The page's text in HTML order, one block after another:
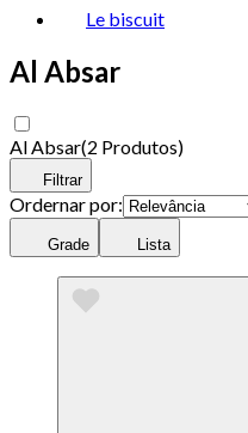
Le biscuit
Al Absar
Al Absar(2 Produtos)
Filtrar
Ordernar por:
Grade Lista